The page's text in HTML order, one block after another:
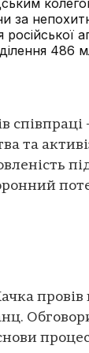
за
російської
486
та